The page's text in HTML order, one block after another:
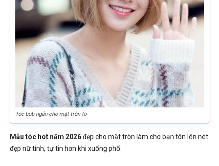
Tóc bob ngắn cho mặt tròn to
Mẫu tóc hot năm 2026đẹp cho mặt tròn làm cho bạn tôn lên nét
đẹp nữ tính, tự tin hơn khi xuống phố.